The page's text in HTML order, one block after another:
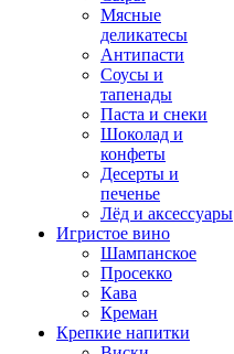
Мясные
деликатесы
Антипасти
Соусы и
тапенады
Паста и снеки
Шоколад и
конфеты
Десерты и
печенье
Лёд и аксессуары
Игристое вино
Шампанское
Просекко
Кава
Креман
Крепкие напитки